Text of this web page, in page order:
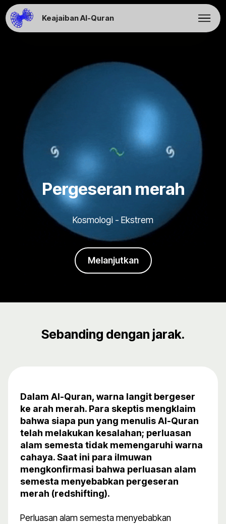
Keajaiban Al-Quran
Pergeseran merah
Kosmologi - Ekstrem
Melanjutkan
Sebanding dengan jarak.
Dalam Al-Quran, warna langit bergeser
ke arah merah. Para skeptis mengklaim
bahwa siapa pun yang menulis Al-Quran
telah melakukan kesalahan; perluasan
alam semesta tidak memengaruhi warna
cahaya. Saat ini para ilmuwan
mengkonfirmasi bahwa perluasan alam
semesta menyebabkan pergeseran
merah (redshifting).
Perluasan alam semesta menyebabkan